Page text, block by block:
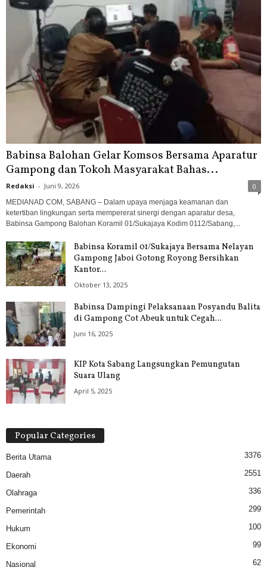
Babinsa Balohan Gelar Komsos Bersama Aparatur
Gampong dan Tokoh Masyarakat Bahas...
Redaksi - Juni 9, 2026 0
MEDIANAD COM, SABANG – Dalam upaya menjaga keamanan dan
ketertiban lingkungan serta mempererat sinergi dengan aparatur desa,
Babinsa Gampong Balohan Koramil 01/Sukajaya Kodim 0112/Sabang,...
Babinsa Koramil 01/Sukajaya Bersama Nelayan
Gampong Jaboi Gotong Royong Bersihkan
Kantor...
Oktober 13, 2025
Babinsa Dampingi Pelaksanaan Posyandu Balita
di Gampong Cot Abeuk untuk Cegah...
Juni 16, 2025
KIP Kota Sabang Langsungkan Pemungutan
Suara Ulang
April 5, 2025
Popular Categories
Berita Utama 3376
Daerah 2551
Olahraga 336
Pemerintah 299
Hukum 100
Ekonomi 99
Nasional 62